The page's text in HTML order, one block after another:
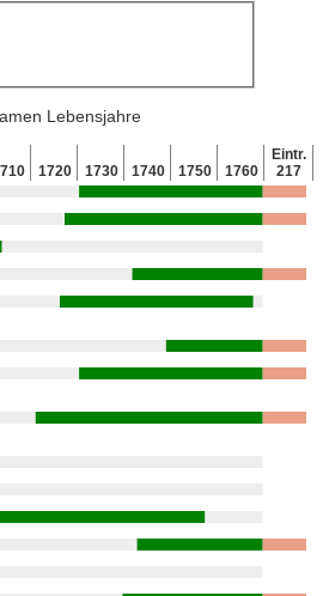
Lebensjahre
1720 1730 1740 1750 1760
Eintr.
217